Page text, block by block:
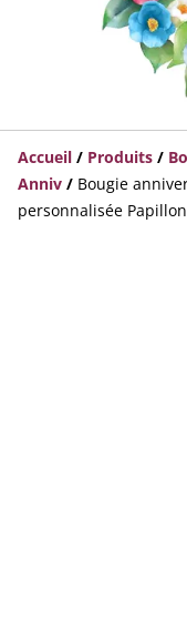
Accueil / Produits /
Anniv / Bougie
personnalisée